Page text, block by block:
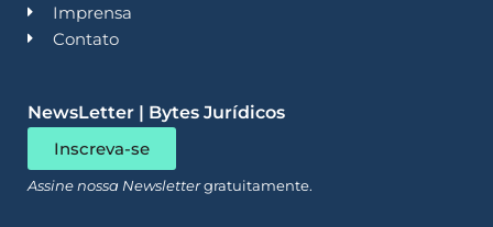
Imprensa
Contato
NewsLetter | Bytes Jurídicos
Inscreva-se
Assine nossa Newslettergratuitamente.